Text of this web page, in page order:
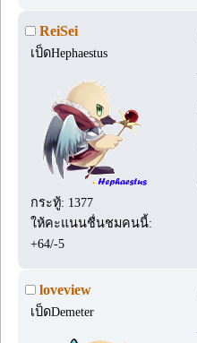
ReiSei
เป็ดHephaestus
กระทู้: 1377
ให้คะแนนชื่นชมคนนี้:
+64/-5
loveview
เป็ดDemeter